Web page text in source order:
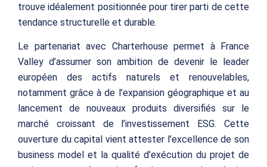
trouve idéalement positionnée pour tirer parti de cette
tendance structurelle et durable.
Le partenariat avec Charterhouse permet à France
Valley d’assumer son ambition de devenir le leader
européen des actifs naturels et renouvelables,
notamment grâce à de l’expansion géographique et au
lancement de nouveaux produits diversifiés sur le
marché croissant de l’investissement ESG. Cette
ouverture du capital vient attester l’excellence de son
business model et la qualité d’exécution du projet de